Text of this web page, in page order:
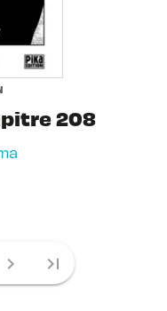
208
chevron_right last_page